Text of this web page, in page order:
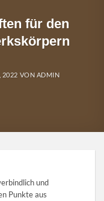
für den
2022 VON ADMIN
und
Punkte aus